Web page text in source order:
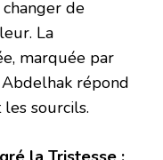
de
La
marquée par
répond
sourcils.